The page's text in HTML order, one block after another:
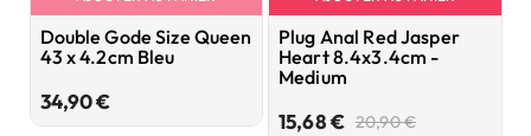
Double Gode Size Queen
43 x 4.2cm Bleu
34,90 €Prix
Plug Anal Red Jasper
Heart 8.4x3.4cm -
Medium
15,68 € 20,90 €